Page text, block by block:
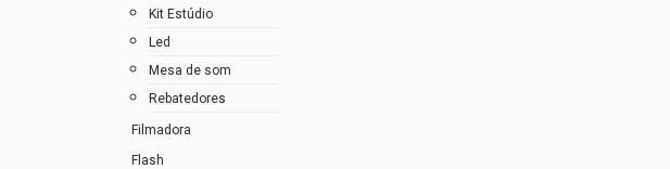
Kit Estúdio
Led
Mesa de som
Rebatedores
Filmadora
Flash